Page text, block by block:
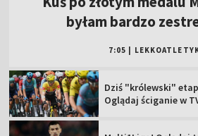
Multi1Liga! Oglądaj
meczów 3. kolejki!
Zawisza Bydgoszcz –